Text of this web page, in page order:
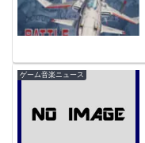
ゲーム音楽ニュース